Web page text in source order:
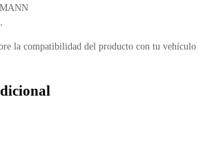
la compatibilidad del producto con tu vehículo